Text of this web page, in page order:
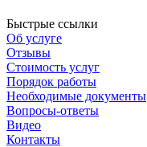
Быстрые ссылки
Об услуге
Отзывы
Стоимость услуг
Порядок работы
Необходимые документы
Вопросы-ответы
Видео
Контакты